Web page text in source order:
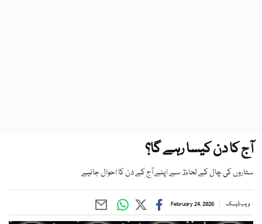
آج کا دن کیسا رہے گا؟
ستاروں کی چال کے لحاظ سے اپنے آج کے دن کا احوال جانیے
ویب ڈیسک February 24, 2026